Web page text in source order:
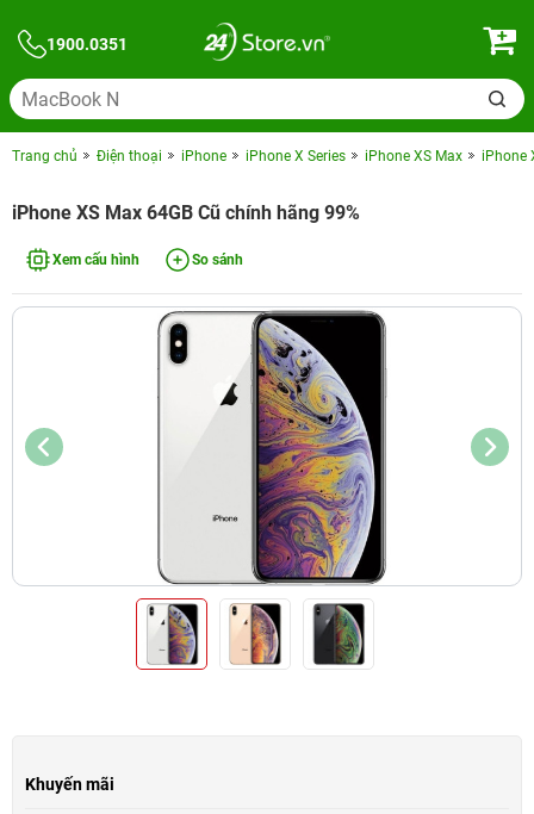
1900.0351
Trang chủ Điện thoại iPhone iPhone X Series iPhone XS Max iPhone
iPhone XS Max 64GB Cũ chính hãng 99%
Xem cấu hình So sánh
Khuyến mãi